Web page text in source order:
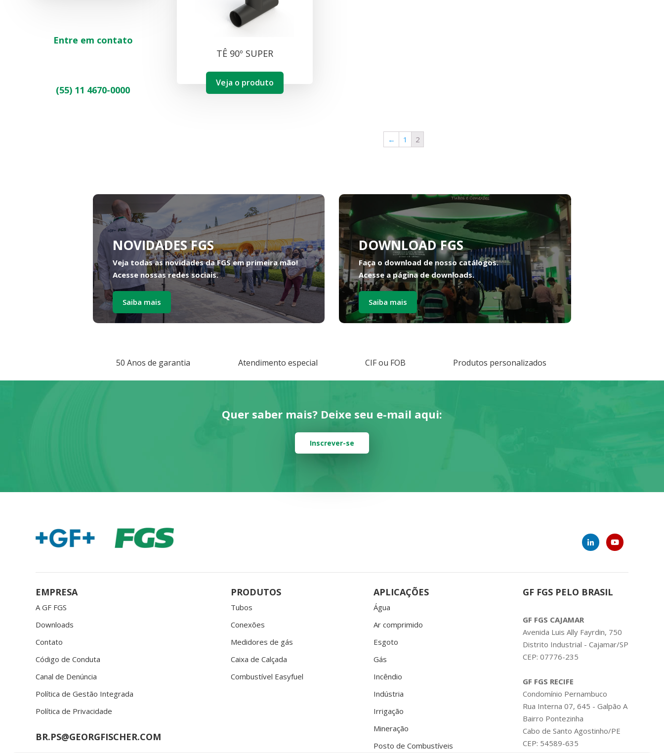
Entre em contato
(55) 11 4670-0000
TÊ 90º SUPER
Veja o produto
← 1 2
NOVIDADES FGS
Veja todas as novidades da FGS em primeira mão!
Acesse nossas redes sociais.
Saiba mais
DOWNLOAD FGS
Faça o download de nosso catálogos.
Acesse a página de downloads.
Saiba mais
50 Anos de garantia Atendimento especial CIF ou FOB Produtos personalizados
Quer saber mais? Deixe seu e-mail aqui:
Inscrever-se
EMPRESA
A GF FGS
Downloads
Contato
Código de Conduta
Canal de Denúncia
Política de Gestão Integrada
Política de Privacidade
BR.PS@GEORGFISCHER.COM
PRODUTOS
Tubos
Conexões
Medidores de gás
Caixa de Calçada
Combustível Easyfuel
APLICAÇÕES
Água
Ar comprimido
Esgoto
Gás
Incêndio
Indústria
Irrigação
Mineração
Posto de Combustíveis
GF FGS PELO BRASIL
GF FGS CAJAMAR
Avenida Luis Ally Fayrdin, 750
Distrito Industrial - Cajamar/SP
CEP: 07776-235
GF FGS RECIFE
Condomínio Pernambuco
Rua Interna 07, 645 - Galpão A
Bairro Pontezinha
Cabo de Santo Agostinho/PE
CEP: 54589-635